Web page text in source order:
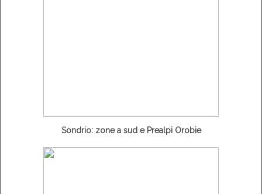
Sondrio: zone a sud e Prealpi Orobie